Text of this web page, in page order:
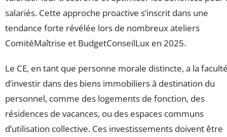
salariés. Cette approche proactive s’inscrit dans une
tendance forte révélée lors de nombreux ateliers
ComitéMaîtrise et BudgetConseilLux en 2025.
Le CE, en tant que personne morale distincte, a la
d’investir dans des biens immobiliers à destination du
personnel, comme des logements de fonction, des
résidences de vacances, ou des espaces communs
d’utilisation collective. Ces investissements doivent être